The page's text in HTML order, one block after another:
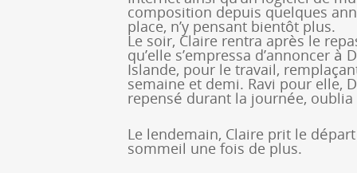
composition depuis quelques
place, n’y pensant bientôt plus.
Le soir, Claire rentra après le
qu’elle s’empressa d’annoncer
Islande, pour le travail,
semaine et demi. Ravi pour elle,
repensé durant la journée,
Le lendemain, Claire prit le
sommeil une fois de plus.